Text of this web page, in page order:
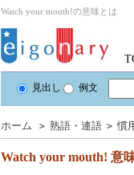
Watch your mouth!の意味とは
見出し 例文
ホーム ＞ 熟語・連語 ＞ 慣
Watch your mouth! 意